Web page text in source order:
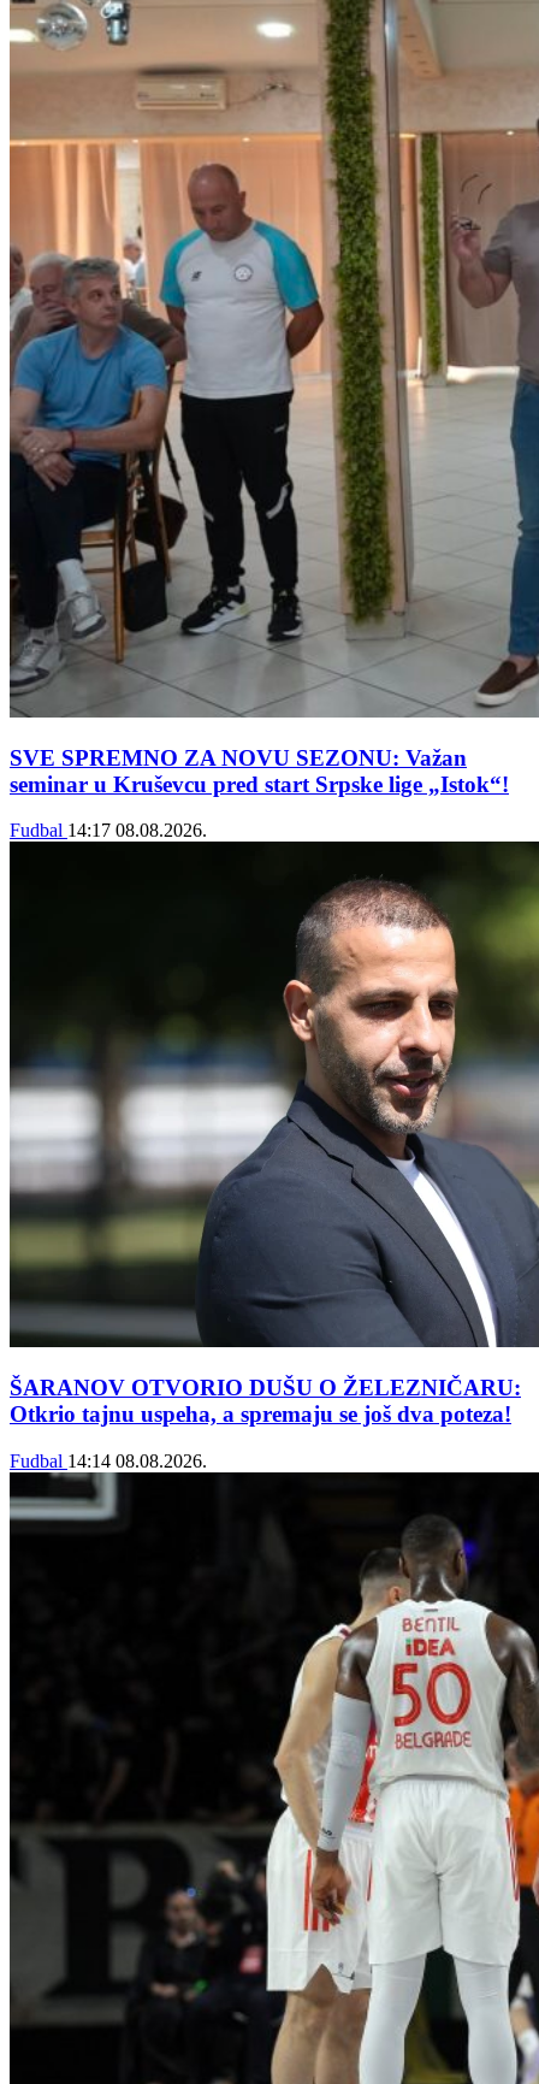
SVE SPREMNO ZA NOVU SEZONU: Važan
seminar u Kruševcu pred start Srpske lige „Istok“!
Fudbal 14:17 08.08.2026.
ŠARANOV OTVORIO DUŠU O ŽELEZNIČARU:
Otkrio tajnu uspeha, a spremaju se još dva poteza!
Fudbal 14:14 08.08.2026.